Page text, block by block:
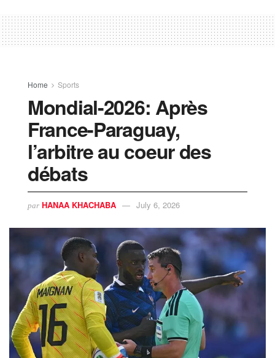
Home Sports
Mondial-2026: Après
France-Paraguay,
l’arbitre au coeur des
débats
par HANAA KHACHABA July 6, 2026